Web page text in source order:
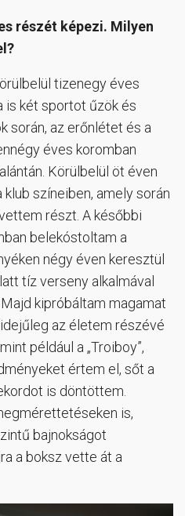
részét képezi. Milyen
tizenegy éves
is két sportot űzök és
során, az erőnlétet és a
éves koromban
Körülbelül öt éven
színeiben, amely során
részt. A későbbi
belekóstoltam a
négy éven keresztül
tíz verseny alkalmával
kipróbáltam magamat
az életem részévé
például a „Troiboy”,
értem el, sőt a
is döntöttem.
is,
bajnokságot
a boksz vette át a